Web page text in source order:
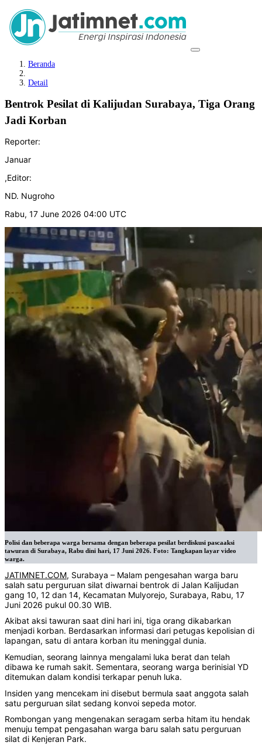
Beranda
Detail
Bentrok Pesilat di Kalijudan Surabaya, Tiga Orang
Jadi Korban
Reporter:
Januar
,Editor:
ND. Nugroho
Rabu, 17 June 2026 04:00 UTC
Polisi dan beberapa warga bersama dengan beberapa pesilat berdiskusi pascaaksi
tawuran di Surabaya, Rabu dini hari, 17 Juni 2026. Foto: Tangkapan layar video
warga.
JATIMNET.COM, Surabaya – Malam pengesahan warga baru
salah satu perguruan silat diwarnai bentrok di Jalan Kalijudan
gang 10, 12 dan 14, Kecamatan Mulyorejo, Surabaya, Rabu, 17
Juni 2026 pukul 00.30 WIB.
Akibat aksi tawuran saat dini hari ini, tiga orang dikabarkan
menjadi korban. Berdasarkan informasi dari petugas kepolisian di
lapangan, satu di antara korban itu meninggal dunia.
Kemudian, seorang lainnya mengalami luka berat dan telah
dibawa ke rumah sakit. Sementara, seorang warga berinisial YD
ditemukan dalam kondisi terkapar penuh luka.
Insiden yang mencekam ini disebut bermula saat anggota salah
satu perguruan silat sedang konvoi sepeda motor.
Rombongan yang mengenakan seragam serba hitam itu hendak
menuju tempat pengasahan warga baru salah satu perguruan
silat di Kenjeran Park.